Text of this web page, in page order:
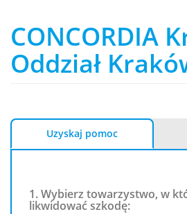
CONCORDIA
Oddział
Uzyskaj pomoc
1. Wybierz towarzystwo, w
likwidować szkodę: